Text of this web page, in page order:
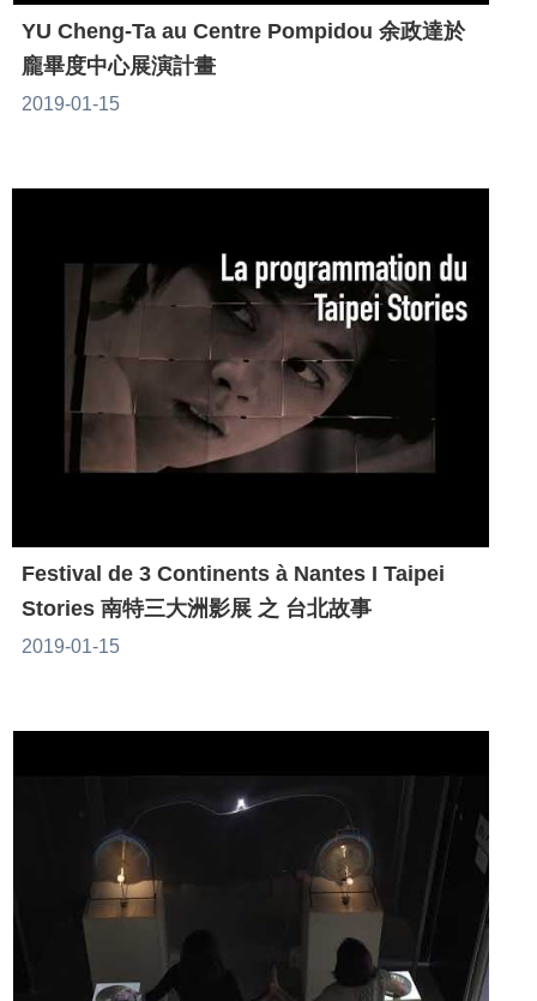
YU Cheng-Ta au Centre Pompidou 余政達於
龐畢度中心展演計畫
2019-01-15
Festival de 3 Continents à Nantes I Taipei
Stories 南特三大洲影展 之 台北故事
2019-01-15